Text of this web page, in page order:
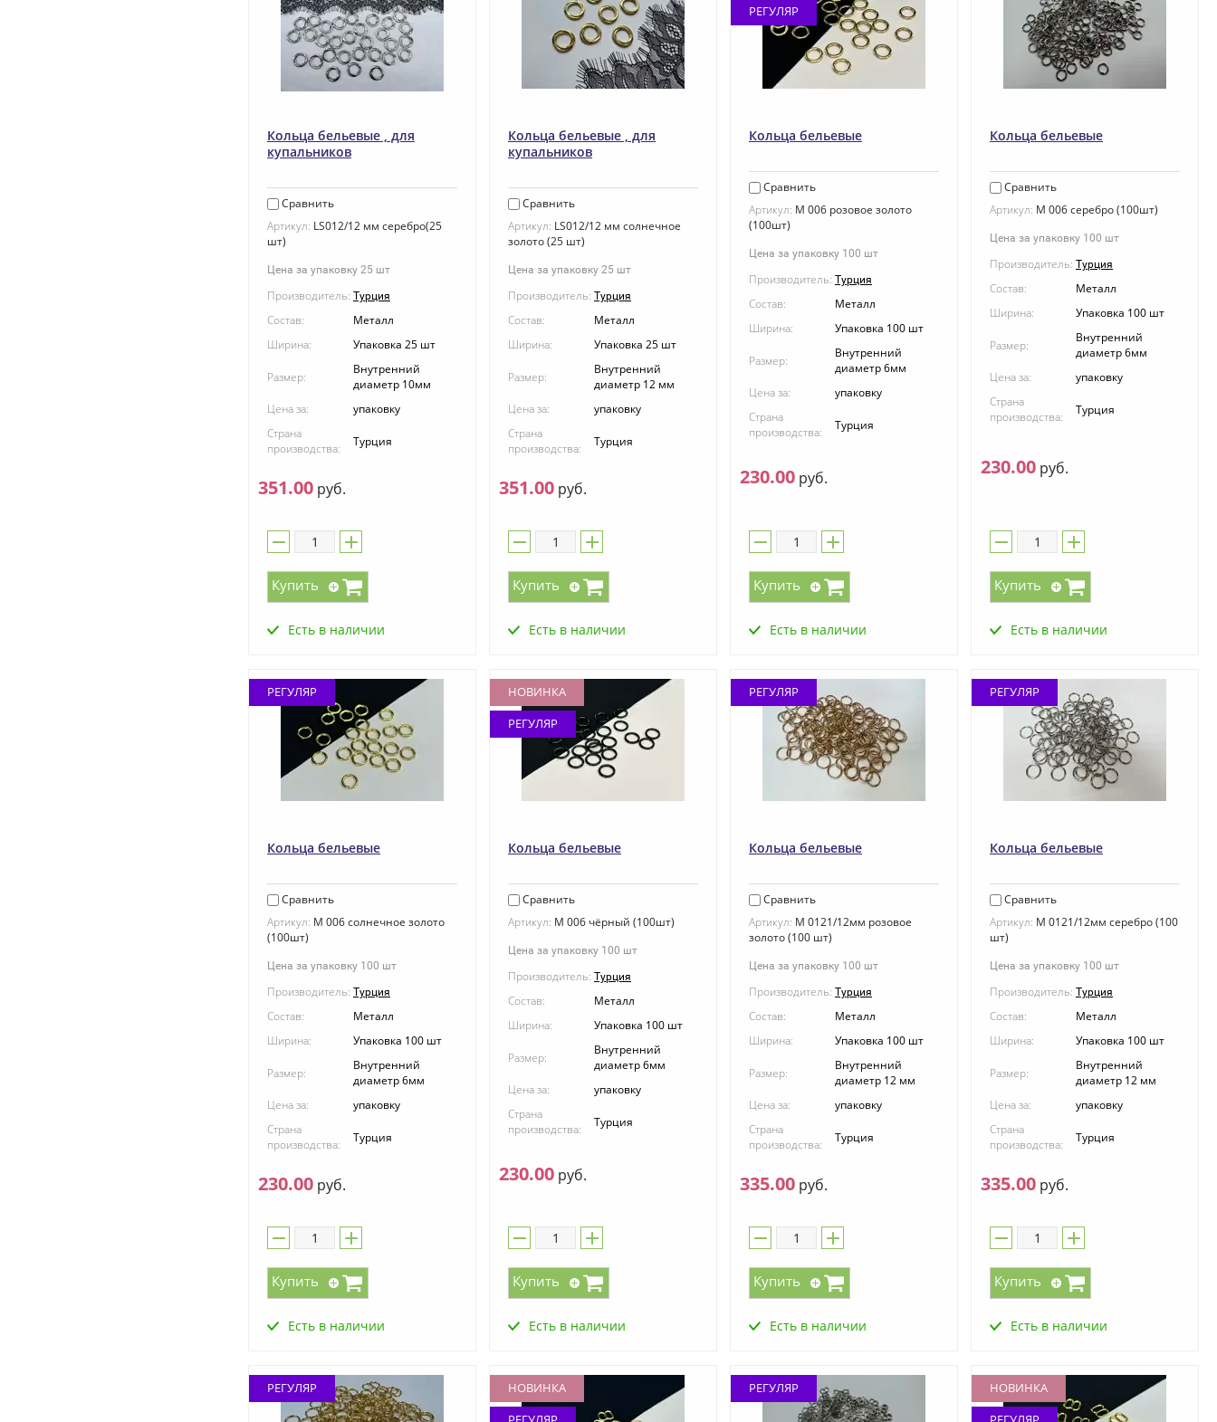
Кольца бельевые , для
купальников
Сравнить
Артикул: LS012/12 мм серебро(25
шт)
Цена за упаковку 25 шт
Производитель: Турция
Состав:
Металл
Ширина:
Упаковка 25 шт
Размер:
Внутренний
диаметр 10мм
Цена за:
упаковку
Страна
производства:
Турция
351.00 руб.
Купить
Есть в наличии
Кольца бельевые , для
купальников
Сравнить
Артикул: LS012/12 мм солнечное
золото (25 шт)
Цена за упаковку 25 шт
Производитель: Турция
Состав:
Металл
Ширина:
Упаковка 25 шт
Размер:
Внутренний
диаметр 12 мм
Цена за:
упаковку
Страна
производства:
Турция
351.00 руб.
Купить
Есть в наличии
РЕГУЛЯР
Кольца бельевые
Сравнить
Артикул: M 006 розовое золото
(100шт)
Цена за упаковку 100 шт
Производитель: Турция
Состав:
Металл
Ширина:
Упаковка 100 шт
Размер:
Внутренний
диаметр 6мм
Цена за:
упаковку
Страна
производства:
Турция
230.00 руб.
Купить
Есть в наличии
Кольца бельевые
Сравнить
Артикул: M 006 серебро (100шт)
Цена за упаковку 100 шт
Производитель: Турция
Состав:
Металл
Ширина:
Упаковка 100 шт
Размер:
Внутренний
диаметр 6мм
Цена за:
упаковку
Страна
производства:
Турция
230.00 руб.
Купить
Есть в наличии
РЕГУЛЯР
Кольца бельевые
Сравнить
Артикул: M 006 солнечное золото
(100шт)
Цена за упаковку 100 шт
Производитель: Турция
Состав:
Металл
Ширина:
Упаковка 100 шт
Размер:
Внутренний
диаметр 6мм
Цена за:
упаковку
Страна
производства:
Турция
230.00 руб.
Купить
Есть в наличии
НОВИНКА
РЕГУЛЯР
Кольца бельевые
Сравнить
Артикул: M 006 чёрный (100шт)
Цена за упаковку 100 шт
Производитель: Турция
Состав:
Металл
Ширина:
Упаковка 100 шт
Размер:
Внутренний
диаметр 6мм
Цена за:
упаковку
Страна
производства:
Турция
230.00 руб.
Купить
Есть в наличии
РЕГУЛЯР
Кольца бельевые
Сравнить
Артикул: M 0121/12мм розовое
золото (100 шт)
Цена за упаковку 100 шт
Производитель: Турция
Состав:
Металл
Ширина:
Упаковка 100 шт
Размер:
Внутренний
диаметр 12 мм
Цена за:
упаковку
Страна
производства:
Турция
335.00 руб.
Купить
Есть в наличии
РЕГУЛЯР
Кольца бельевые
Сравнить
Артикул: M 0121/12мм серебро (100
шт)
Цена за упаковку 100 шт
Производитель: Турция
Состав:
Металл
Ширина:
Упаковка 100 шт
Размер:
Внутренний
диаметр 12 мм
Цена за:
упаковку
Страна
производства:
Турция
335.00 руб.
Купить
Есть в наличии
РЕГУЛЯР
НОВИНКА
РЕГУЛЯР
НОВИНКА